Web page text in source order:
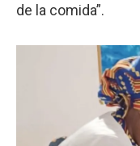
de la comida”.